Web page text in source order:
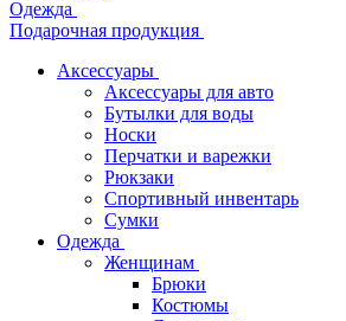
Одежда
Подарочная продукция
Аксессуары
Аксессуары для авто
Бутылки для воды
Носки
Перчатки и варежки
Рюкзаки
Спортивный инвентарь
Сумки
Одежда
Женщинам
Брюки
Костюмы